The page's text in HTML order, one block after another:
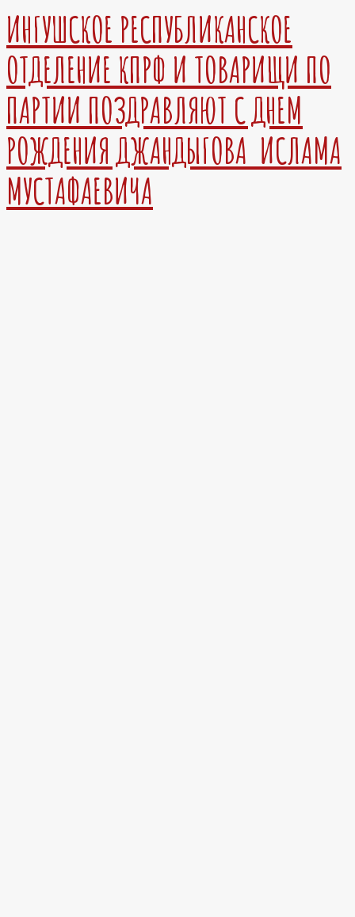
ИНГУШСКОЕ РЕСПУБЛИКАНСКОЕ
ОТДЕЛЕНИЕ КПРФ И ТОВАРИЩИ ПО
ПАРТИИ ПОЗДРАВЛЯЮТ С ДНЕМ
РОЖДЕНИЯ ДЖАНДЫГОВА ИСЛАМА
МУСТАФАЕВИЧА